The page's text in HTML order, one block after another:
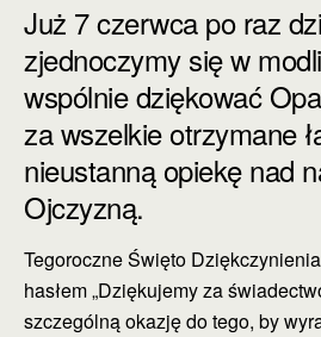
Już 7 czerwca po raz
zjednoczymy się w
wspólnie dziękować
za wszelkie otrzymane
nieustanną opiekę nad
Ojczyzną.
Tegoroczne Święto
hasłem „Dziękujemy za
szczególną okazję do tego, by